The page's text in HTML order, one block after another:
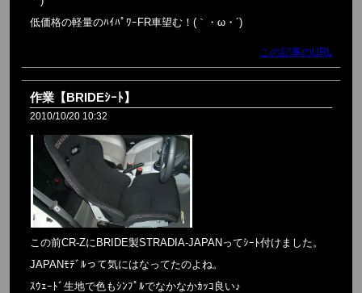
低価格の軽量のﾊｲﾊﾟﾜｰFR車望む！(｀・ω・´)
この記事のURL
作業【BRIDEｼｰﾄ】
2010/10/20 10:32
この前CR-ZにBRIDE製STRADIA-JAPANってｼｰﾄ付けました。
JAPANﾓﾃﾞﾙって気にはなってたのよね。
ｽｳｪｰﾄﾞ生地で色もｼﾝﾌﾟﾙでなかなかｶｯｺ良い♪